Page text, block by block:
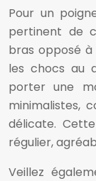
Pour un
pertinent de
bras opposé
les chocs au
porter une
minimalistes,
délicate.
régulier,
Veillez